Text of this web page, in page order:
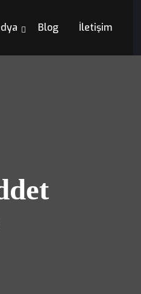
Blog İletişim